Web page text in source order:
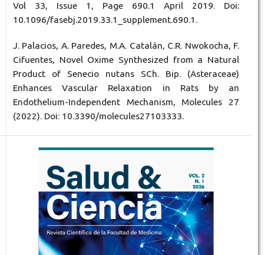
Vol 33, Issue 1, Page 690.1 April 2019. Doi:
10.1096/fasebj.2019.33.1_supplement.690.1.
J. Palacios, A. Paredes, M.A. Catalán, C.R. Nwokocha, F.
Cifuentes, Novel Oxime Synthesized from a Natural
Product of Senecio nutans SCh. Bip. (Asteraceae)
Enhances Vascular Relaxation in Rats by an
Endothelium-Independent Mechanism, Molecules 27
(2022). Doi: 10.3390/molecules27103333.